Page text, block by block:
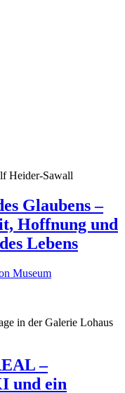
Glaubens –
Hoffnung und
Lebens
Museum
–
und ein